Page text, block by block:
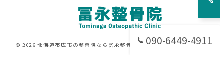
090-6449-4911
© 2026 北海道帯広市の整骨院なら冨永整骨院 ALL RIGHTS RESERVED.